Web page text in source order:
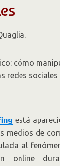
está
medios de
al
online